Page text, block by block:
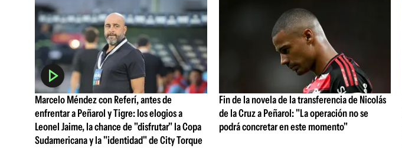
Marcelo Méndez con Referí, antes de
enfrentar a Peñarol y Tigre: los elogios a
Leonel Jaime, la chance de "disfrutar" la Copa
Sudamericana y la "identidad" de City Torque
Fin de la novela de la transferencia de Nicolás
de la Cruz a Peñarol: "La operación no se
podrá concretar en este momento"